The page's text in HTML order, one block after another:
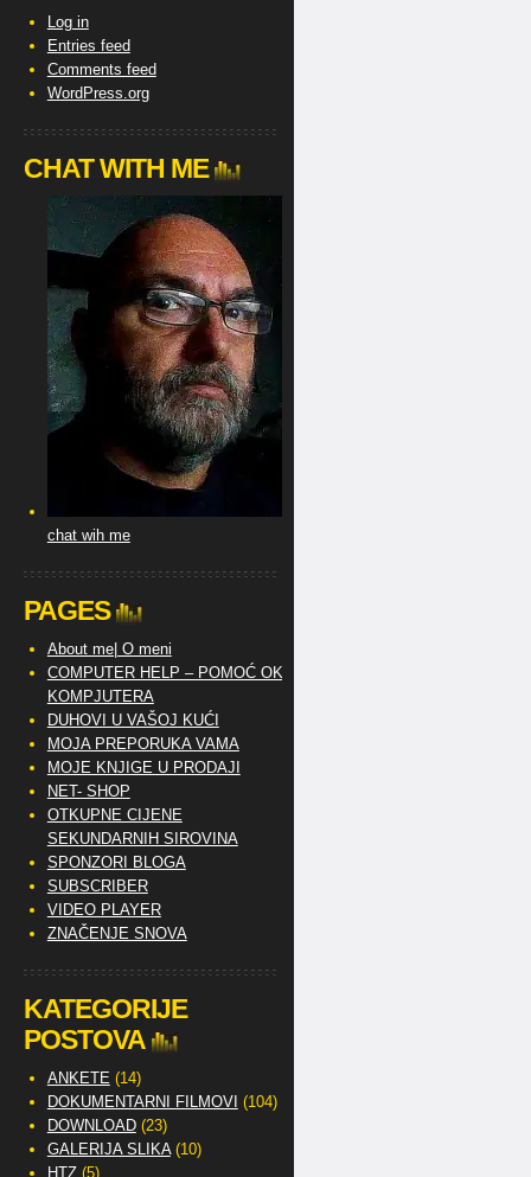
Log in
Entries feed
Comments feed
WordPress.org
CHAT WITH ME
chat wih me
PAGES
About me| O meni
COMPUTER HELP – POMOĆ OKO
KOMPJUTERA
DUHOVI U VAŠOJ KUĆI
MOJA PREPORUKA VAMA
MOJE KNJIGE U PRODAJI
NET- SHOP
OTKUPNE CIJENE
SEKUNDARNIH SIROVINA
SPONZORI BLOGA
SUBSCRIBER
VIDEO PLAYER
ZNAČENJE SNOVA
KATEGORIJE
POSTOVA
ANKETE (14)
DOKUMENTARNI FILMOVI (104)
DOWNLOAD(23)
GALERIJA SLIKA(10)
HTZ(5)